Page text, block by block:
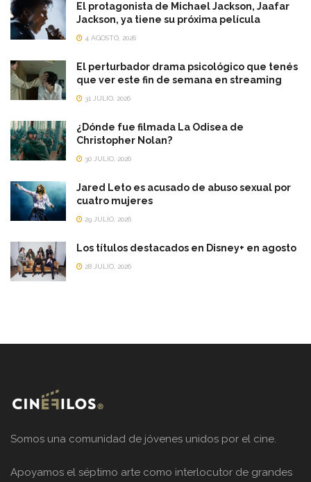
El protagonista de Michael Jackson, Jaafar
Jackson, ya tiene su próxima película
4 AGOSTO, 2026
El perturbador drama psicológico que tenés
que ver este fin de semana en streaming
31 JULIO, 2026
¿Dónde fue filmada La Odisea de
Christopher Nolan?
30 JULIO, 2026
Jared Leto es acusado de abuso sexual por
cuatro mujeres
29 JULIO, 2026
Los títulos destacados en Disney+ en agosto
28 JULIO, 2026
Somos una comunidad de jóvenes unidos por el cine.
Apoyamos el séptimo arte como interlocutor de grandes